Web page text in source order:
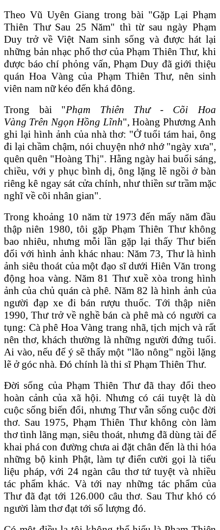
Theo Vũ Uyên Giang trong bài "Gặp Lại Phạm
Thiên Thư Sau 25 Năm" thì từ sau ngày Phạm
Duy trở về Việt Nam sinh sống và được hát lại
những bản nhạc phổ thơ của Phạm Thiên Thư, khi
được báo chí phỏng vấn, Phạm Duy đã giới thiệu
quán Hoa Vàng của Phạm Thiên Thư, nên sinh
viên nam nữ kéo đến khá đông.
Trong bài "Phạm Thiên Thư - Cõi Hoa
Vàng Trên Ngọn Hồng Lĩnh", Hoàng Phương Anh
ghi lại hình ảnh của nhà thơ: "Ở tuổi tám hai, ông
đi lại chầm chậm, nói chuyện nhớ nhớ "ngày xưa",
quên quên "Hoàng Thị". Hằng ngày hai buổi sáng,
chiều, với y phục bình dị, ông lặng lẽ ngồi ở bàn
riêng kê ngay sát cửa chính, như thiền sư trầm mặc
nghĩ về cõi nhân gian".
Trong khoảng 10 năm từ 1973 đến mấy năm đầu
thập niên 1980, tôi gặp Phạm Thiên Thư không
bao nhiêu, nhưng mỗi lần gặp lại thấy Thư biến
đổi với hình ảnh khác nhau: Năm 73, Thư là hình
ảnh siêu thoát của một đạo sĩ dưới Hiên Văn trong
động hoa vàng. Năm 81 Thư xuề xòa trong hình
ảnh của chủ quán cà phê. Năm 82 là hình ảnh của
người đạp xe đi bán rượu thuốc. Tới thập niên
1990, Thư trở về nghề bán cà phê mà có người ca
tụng: Cà phê Hoa Vàng trang nhã, tịch mịch và rất
nên thơ, khách thường là những người đứng tuổi.
Ai vào, nếu để ý sẽ thấy một "lão nông" ngồi lặng
lẽ ở góc nhà. Đó chính là thi sĩ Phạm Thiên Thư.
Đời sống của Phạm Thiên Thư đã thay đổi theo
hoàn cảnh của xã hội. Nhưng có cái tuyệt là dù
cuộc sống biến đổi, nhưng Thư vẫn sống cuộc đời
thơ. Sau 1975, Phạm Thiên Thư không còn làm
thơ tình lãng mạn, siêu thoát, nhưng đã dùng tài để
khai phá con đường chưa ai đặt chân đến là thi hóa
những bộ kinh Phật, làm tự điển cười gọi là tiếu
liệu pháp, với 24 ngàn câu thơ tứ tuyệt và nhiều
tác phẩm khác. Và tới nay những tác phẩm của
Thư đã đạt tới 126.000 câu thơ. Sau Thư khó có
người làm thơ đạt tới số lượng đó.